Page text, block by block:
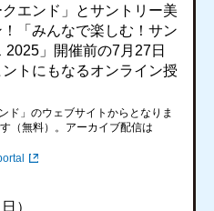
エンド」とサントリー美
「みんなで楽しむ！サン
」開催前の7月27日
ントにもなるオンライン授
ド」のウェブサイトからとなりま
（無料）。アーカイブ配信は
）